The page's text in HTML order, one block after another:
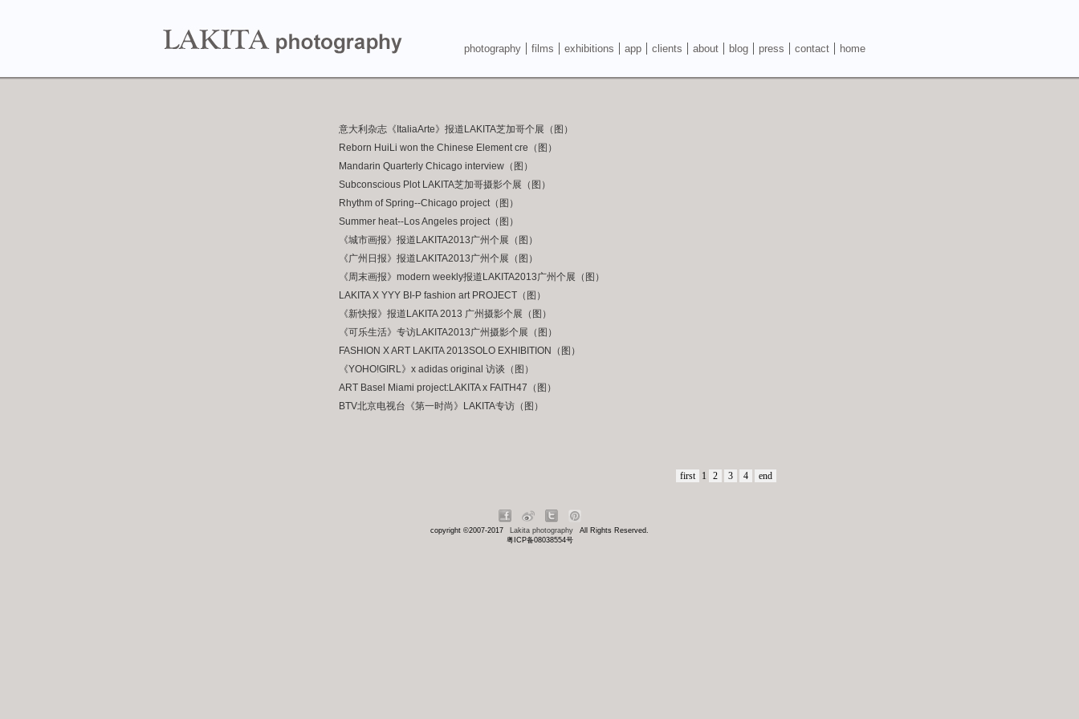
photography films exhibitions app clients about blog press contact home
意大利杂志《ItaliaArte》报道LAKITA芝加哥个展（图）
Reborn HuiLi won the Chinese Element cre（图）
Mandarin Quarterly Chicago interview（图）
Subconscious Plot LAKITA芝加哥摄影个展（图）
Rhythm of Spring--Chicago project（图）
Summer heat--Los Angeles project（图）
《城市画报》报道LAKITA2013广州个展（图）
《广州日报》报道LAKITA2013广州个展（图）
《周末画报》modern weekly报道LAKITA2013广州个展（图）
LAKITA X YYY BI-P fashion art PROJECT（图）
《新快报》报道LAKITA 2013 广州摄影个展（图）
《可乐生活》专访LAKITA2013广州摄影个展（图）
FASHION X ART LAKITA 2013SOLO EXHIBITION（图）
《YOHO!GIRL》x adidas original 访谈（图）
ART Basel Miami project:LAKITA x FAITH47（图）
BTV北京电视台《第一时尚》LAKITA专访（图）
first 1 2 3 4 end
copyright ©2007-2017 Lakita photography
All Rights Reserved.
粤ICP备08038554号